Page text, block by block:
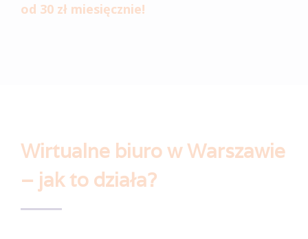
od 30 zł miesięcznie!
Wirtualne biuro w Warszawie
– jak to działa?